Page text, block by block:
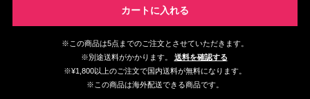
カートに入れる
※この商品は5点までのご注文とさせていただきます。
※別途送料がかかります。
送料を確認する
※¥1,800以上のご注文で国内送料が無料になります。
※この商品は海外配送できる商品です。